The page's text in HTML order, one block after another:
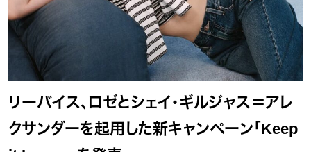
リーバイス、ロゼとシェイ・ギルジャス＝アレ
クサンダーを起用した新キャンペーン「Keep